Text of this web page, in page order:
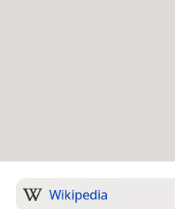
Wikipedia